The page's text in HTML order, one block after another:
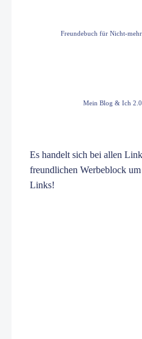
Freundebuch für Nicht-
Mein Blog & Ich 2.0
Es handelt sich bei allen
freundlichen Werbeblock
Links!